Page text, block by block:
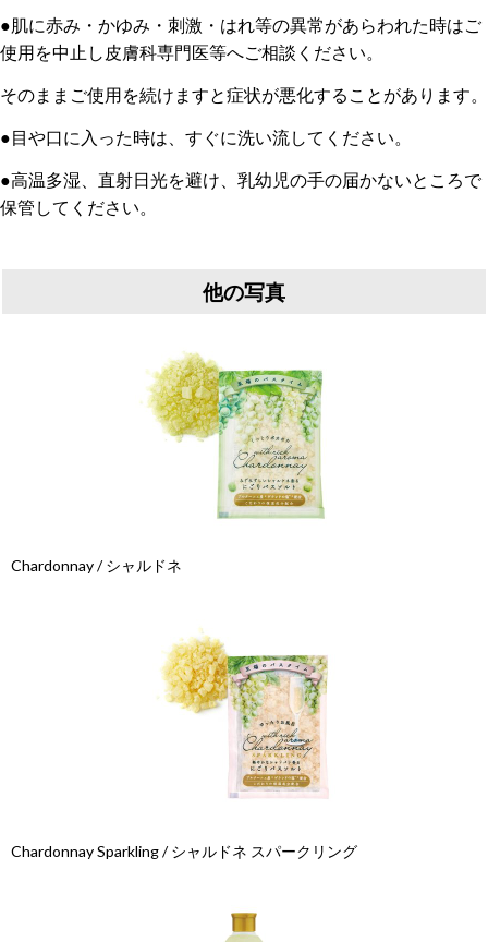
●肌に赤み・かゆみ・刺激・はれ等の異常があらわれた時はご
使用を中止し皮膚科専門医等へご相談ください。
そのままご使用を続けますと症状が悪化することがあります。
●目や口に入った時は、すぐに洗い流してください。
●高温多湿、直射日光を避け、乳幼児の手の届かないところで
保管してください。
他の写真
Chardonnay / シャルドネ
Chardonnay Sparkling / シャルドネ スパークリング